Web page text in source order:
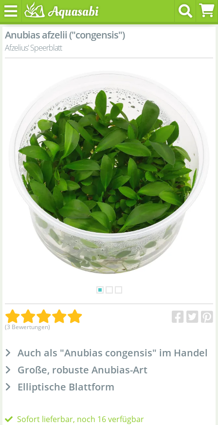
Anubias afzelii ("congensis")
Afzelius' Speerblatt
(3 Bewertungen)
Auch als "Anubias congensis" im Handel
Große, robuste Anubias-Art
Elliptische Blattform
Sofort lieferbar, noch 16 verfügbar